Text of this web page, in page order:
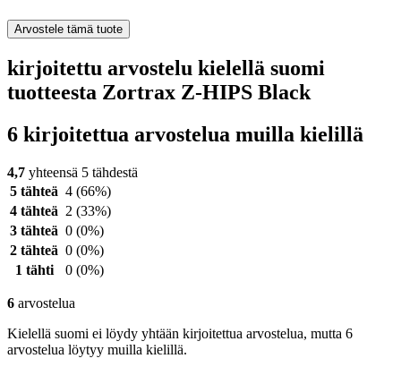
Arvostele tämä tuote
kirjoitettu arvostelu kielellä suomi
tuotteesta Zortrax Z-HIPS Black
6 kirjoitettua arvostelua muilla kielillä
4,7 yhteensä 5 tähdestä
5 tähteä 4 (66%)
4 tähteä 2 (33%)
3 tähteä 0 (0%)
2 tähteä 0 (0%)
1 tähti
0 (0%)
6 arvostelua
Kielellä suomi ei löydy yhtään kirjoitettua arvostelua, mutta 6
arvostelua löytyy muilla kielillä.